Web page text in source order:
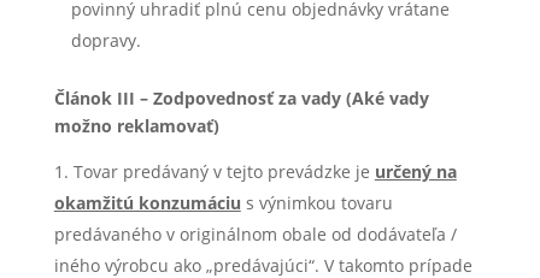
povinný uhradiť plnú cenu objednávky vrátane
dopravy.
Článok III – Zodpovednosť za vady (Aké vady
možno reklamovať)
Tovar predávaný v tejto prevádzke je určený na
okamžitú konzumáciu s výnimkou tovaru
predávaného v originálnom obale od dodávateľa /
iného výrobcu ako „predávajúci“. V takomto prípade